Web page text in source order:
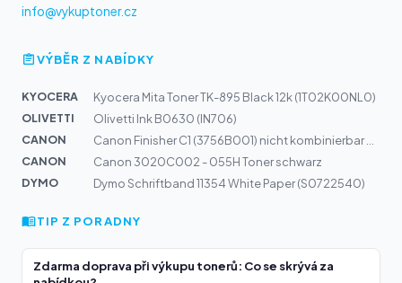
info@vykuptoner.cz
VÝBĚR Z NABÍDKY
KYOCERA
Kyocera Mita Toner TK-895 Black 12k (1T02K00NL0)
OLIVETTI
Olivetti Ink B0630 (IN706)
CANON
Canon Finisher C1 (3756B001) nicht kombinierbar mit Inn...
CANON
Canon 3020C002 - 055H Toner schwarz
DYMO
Dymo Schriftband 11354 White Paper (S0722540)
TIP Z PORADNY
Zdarma doprava při výkupu tonerů: Co se skrývá za